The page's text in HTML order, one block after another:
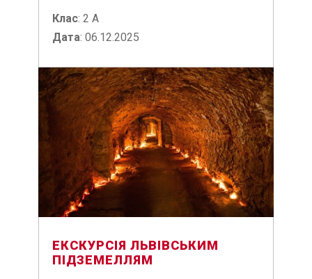
Клас: 2 А
Дата: 06.12.2025
ЕКСКУРСІЯ ЛЬВІВСЬКИМ
ПІДЗЕМЕЛЛЯМ